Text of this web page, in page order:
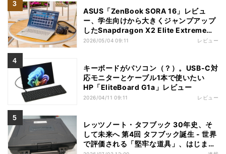
ASUS「ZenBook SORA 16」レビュ
ー、学生向けから大きくジャンプアップ
したSnapdragon X2 Elite Extremeノ
ートPC
2026/05/04 09:11 レビュー
キーボードがパソコン（？）。USB-C対
応モニターとケーブル1本で使いたい
HP「EliteBoard G1a」レビュー
2026/04/11 09:11 レビュー
レッツノート・タフブック 30年史、そ
して未来へ 第4回 タフブック誕生 - 世界
で評価される「堅牢な道具」、はじまり